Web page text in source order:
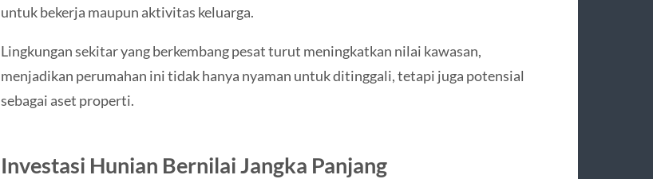
untuk bekerja maupun aktivitas keluarga.
Lingkungan sekitar yang berkembang pesat turut meningkatkan nilai kawasan,
menjadikan perumahan ini tidak hanya nyaman untuk ditinggali, tetapi juga potensial
sebagai aset properti.
Investasi Hunian Bernilai Jangka Panjang